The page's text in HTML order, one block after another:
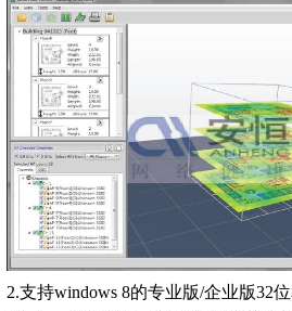
2.支持windows 8的专业版/企业版32